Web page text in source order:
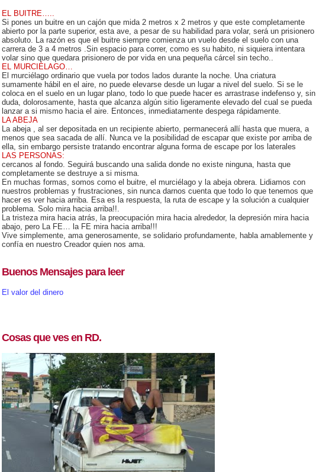
EL BUITRE…..
Si pones un buitre en un cajón que mida 2 metros x 2 metros y que este completamente
abierto por la parte superior, esta ave, a pesar de su habilidad para volar, será un prisionero
absoluto. La razón es que el buitre siempre comienza un vuelo desde el suelo con una
carrera de 3 a 4 metros .Sin espacio para correr, como es su habito, ni siquiera intentara
volar sino que quedara prisionero de por vida en una pequeña cárcel sin techo..
EL MURCIÉLAGO…
El murciélago ordinario que vuela por todos lados durante la noche. Una criatura
sumamente hábil en el aire, no puede elevarse desde un lugar a nivel del suelo. Si se le
coloca en el suelo en un lugar plano, todo lo que puede hacer es arrastrase indefenso y, sin
duda, dolorosamente, hasta que alcanza algún sitio ligeramente elevado del cual se pueda
lanzar a si mismo hacia el aire. Entonces, inmediatamente despega rápidamente.
LA ABEJA
La abeja , al ser depositada en un recipiente abierto, permanecerá allí hasta que muera, a
menos que sea sacada de allí. Nunca ve la posibilidad de escapar que existe por arriba de
ella, sin embargo persiste tratando encontrar alguna forma de escape por los laterales
LAS PERSONAS:
cercanos al fondo. Seguirá buscando una salida donde no existe ninguna, hasta que
completamente se destruye a si misma.
En muchas formas, somos como el buitre, el murciélago y la abeja obrera. Lidiamos con
nuestros problemas y frustraciones, sin nunca darnos cuenta que todo lo que tenemos que
hacer es ver hacia arriba. Esa es la respuesta, la ruta de escape y la solución a cualquier
problema. Solo mira hacia arriba!!.
La tristeza mira hacia atrás, la preocupación mira hacia alrededor, la depresión mira hacia
abajo, pero La FE… la FE mira hacia arriba!!!
Vive simplemente, ama generosamente, se solidario profundamente, habla amablemente y
confía en nuestro Creador quien nos ama.
Buenos Mensajes para leer
El valor del dinero
Cosas que ves en RD.